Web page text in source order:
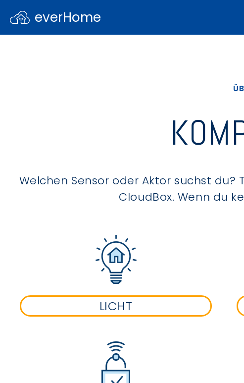
everHome
Welchen Sensor oder Aktor suchst
CloudBox. Wenn du
LICHT